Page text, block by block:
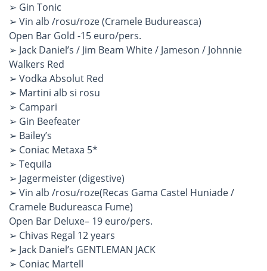
➢ Gin Tonic
➢ Vin alb /rosu/roze (Cramele Budureasca)
Open Bar Gold -15 euro/pers.
➢ Jack Daniel’s / Jim Beam White / Jameson / Johnnie
Walkers Red
➢ Vodka Absolut Red
➢ Martini alb si rosu
➢ Campari
➢ Gin Beefeater
➢ Bailey’s
➢ Coniac Metaxa 5*
➢ Tequila
➢ Jagermeister (digestive)
➢ Vin alb /rosu/roze(Recas Gama Castel Huniade /
Cramele Budureasca Fume)
Open Bar Deluxe– 19 euro/pers.
➢ Chivas Regal 12 years
➢ Jack Daniel’s GENTLEMAN JACK
➢ Coniac Martell